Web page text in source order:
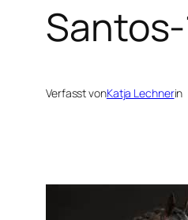
Verfasst vonKatja Lechnerin